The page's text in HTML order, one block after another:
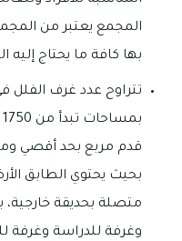
المجمع يعتبر من
بها كافة ما يحتاج
قدم مربع بحد أقصي
بحيث يحتوي الطابق
متصلة بحديقة خارجية،
وغرفة للدراسة وغرفة